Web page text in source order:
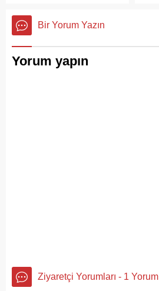
Bir Yorum Yazın
Yorum yapın
Ziyaretçi Yorumları - 1 Yorum